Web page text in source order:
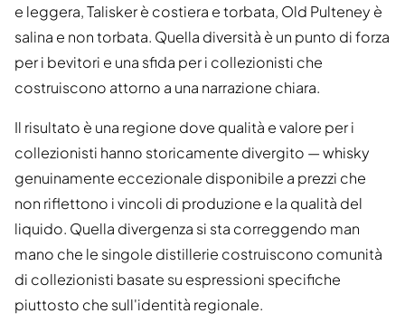
e leggera, Talisker è costiera e torbata, Old Pulteney è
salina e non torbata. Quella diversità è un punto di forza
per i bevitori e una sfida per i collezionisti che
costruiscono attorno a una narrazione chiara.
Il risultato è una regione dove qualità e valore per i
collezionisti hanno storicamente divergito — whisky
genuinamente eccezionale disponibile a prezzi che
non riflettono i vincoli di produzione e la qualità del
liquido. Quella divergenza si sta correggendo man
mano che le singole distillerie costruiscono comunità
di collezionisti basate su espressioni specifiche
piuttosto che sull'identità regionale.